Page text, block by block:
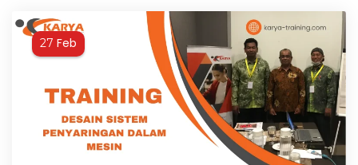
27 Feb